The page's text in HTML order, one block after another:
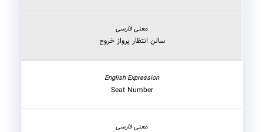
سالن انتظار پرواز خروج
Seat Number